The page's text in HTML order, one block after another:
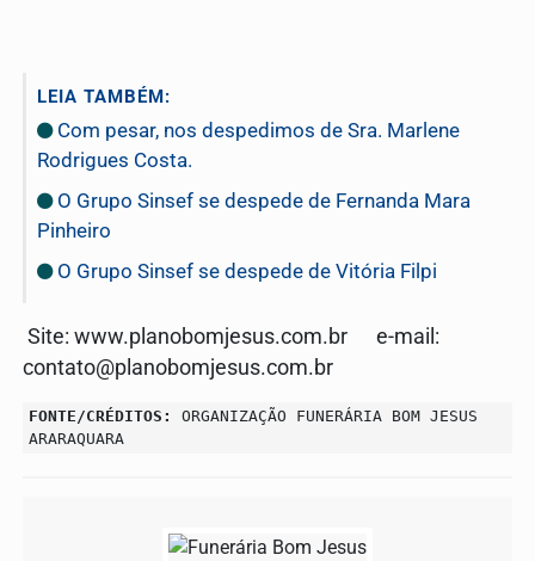
LEIA TAMBÉM:
Com pesar, nos despedimos de Sra. Marlene
Rodrigues Costa.
O Grupo Sinsef se despede de Fernanda Mara
Pinheiro
O Grupo Sinsef se despede de Vitória Filpi
Site: www.planobomjesus.com.br e-mail:
contato@planobomjesus.com.br
FONTE/CRÉDITOS:
ORGANIZAÇÃO FUNERÁRIA BOM JESUS
ARARAQUARA